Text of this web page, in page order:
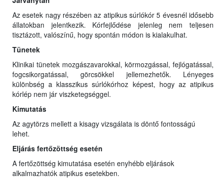
Az esetek nagy részében az atipikus súrlókór 5 évesnél idősebb
állatokban jelentkezik. Kórfejlődése jelenleg nem teljesen
tisztázott, valószínű, hogy spontán módon is kialakulhat.
Tünetek
Klinikai tünetek mozgászavarokkal, körmozgással, fejlógatással,
fogcsikorgatással, görcsökkel jellemezhetők. Lényeges
különbség a klasszikus súrlókórhoz képest, hogy az atipikus
kórlép nem jár viszketegséggel.
Kimutatás
Az agytörzs mellett a kisagy vizsgálata is döntő fontosságú
lehet.
Eljárás fertőzöttség esetén
A fertőzöttség kimutatása esetén enyhébb eljárások
alkalmazhatók atipikus esetekben.